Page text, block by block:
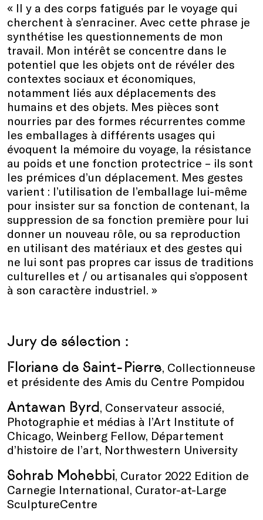
« Il y a des corps fatigués par le voyage qui
cherchent à s’enraciner. Avec cette phrase je
synthétise les questionnements de mon
travail. Mon intérêt se concentre dans le
potentiel que les objets ont de révéler des
contextes sociaux et économiques,
notamment liés aux déplacements des
humains et des objets. Mes pièces sont
nourries par des formes récurrentes comme
les emballages à différents usages qui
évoquent la mémoire du voyage, la résistance
au poids et une fonction protectrice – ils sont
les prémices d’un déplacement. Mes gestes
varient : l’utilisation de l’emballage lui-même
pour insister sur sa fonction de contenant, la
suppression de sa fonction première pour lui
donner un nouveau rôle, ou sa reproduction
en utilisant des matériaux et des gestes qui
ne lui sont pas propres car issus de traditions
culturelles et / ou artisanales qui s’opposent
à son caractère industriel. »
Jury de sélection :
Floriane de Saint-Pierre, Collectionneuse
et présidente des Amis du Centre Pompidou
Antawan Byrd, Conservateur associé,
Photographie et médias à l’Art Institute of
Chicago, Weinberg Fellow, Département
d’histoire de l’art, Northwestern University
Sohrab Mohebbi, Curator 2022 Edition de
Carnegie International, Curator-at-Large
SculptureCentre